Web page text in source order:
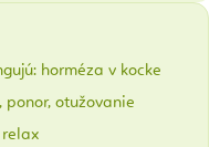
horméza v kocke
otužovanie